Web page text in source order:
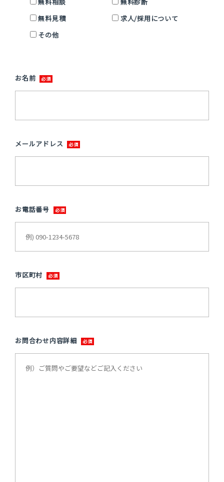
無料見積
求人/採用について
その他
お名前
メールアドレス
お電話番号
市区町村
お問合わせ内容詳細